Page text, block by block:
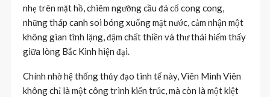
nhẹ trên mặt hồ, chiêm ngưỡng cầu đá cổ cong cong,
những tháp canh soi bóng xuống mặt nước, cảm nhận một
không gian tĩnh lặng, đậm chất thiền và thư thái hiếm thấy
giữa lòng Bắc Kinh hiện đại.
Chính nhờ hệ thống thủy đạo tinh tế này, Viên Minh Viên
không chỉ là một công trình kiến trúc, mà còn là một kiệt